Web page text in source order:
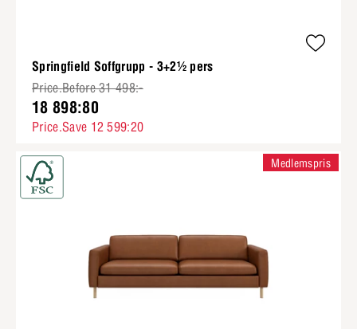
Springfield Soffgrupp - 3+2½ pers
Price.Before 31 498:-
18 898:80
Price.Save 12 599:20
Medlemspris